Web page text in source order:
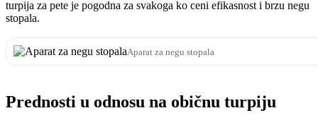
turpija za pete je pogodna za svakoga ko ceni efikasnost i brzu negu
stopala.
Aparat za negu stopala
Prednosti u odnosu na običnu turpiju